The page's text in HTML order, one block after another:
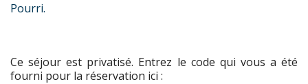
Pourri.
Ce séjour est privatisé. Entrez le code qui vous a été
fourni pour la réservation ici :